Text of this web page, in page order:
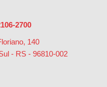
2700
140
- RS - 96810-002